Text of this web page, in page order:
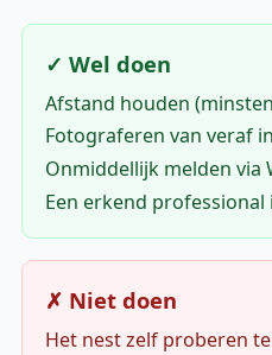
✓ Wel doen
Afstand houden
Fotograferen van veraf
Onmiddellijk melden via
Een erkend professional
✗ Niet doen
Het nest zelf proberen